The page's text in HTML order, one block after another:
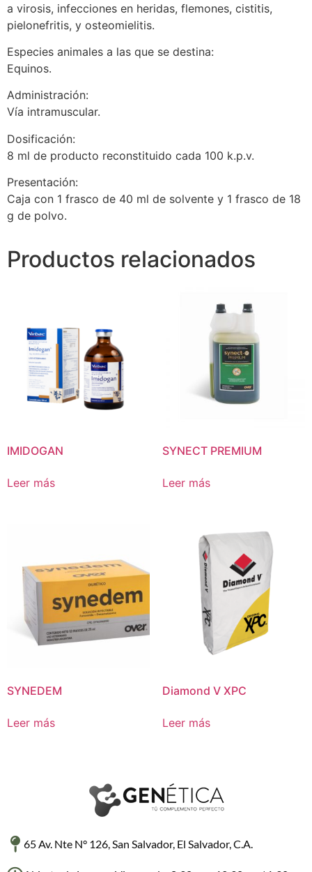
a virosis, infecciones en heridas, flemones, cistitis,
pielonefritis, y osteomielitis.
Especies animales a las que se destina:
Equinos.
Administración:
Vía intramuscular.
Dosificación:
8 ml de producto reconstituido cada 100 k.p.v.
Presentación:
Caja con 1 frasco de 40 ml de solvente y 1 frasco de 18
g de polvo.
Productos relacionados
IMIDOGAN
Leer más
SYNECT PREMIUM
Leer más
SYNEDEM
Leer más
Diamond V XPC
Leer más
65 Av. Nte N° 126, San Salvador, El Salvador, C.A.